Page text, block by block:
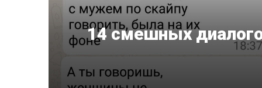
14 смешных